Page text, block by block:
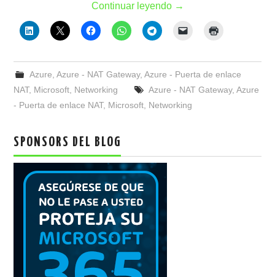
Continuar leyendo →
Azure Azure - NAT Gateway, Azure - Puerta de enlace
NAT, Microsoft Networking Azure - NAT Gateway, Azure
- Puerta de enlace NAT, Microsoft Networking
SPONSORS DEL BLOG